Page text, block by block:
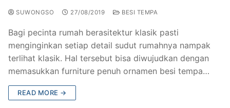
Ranjang Besi Tempa Klasik
Tiang Lampu PJU Antik
Pengecoran Logam Jakarta
SUWONGSO 27/08/2019 BESI TEMPA
Bagi pecinta rumah berasitektur klasik pasti
menginginkan setiap detail sudut rumahnya nampak
terlihat klasik. Hal tersebut bisa diwujudkan dengan
memasukkan furniture penuh ornamen besi tempa…
READ MORE →